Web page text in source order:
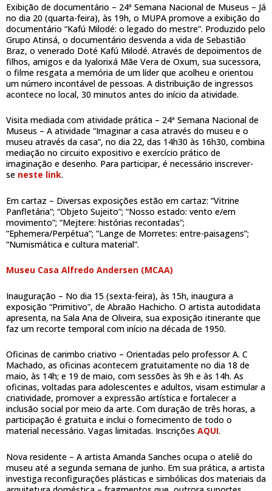
Exibição de documentário – 24ª Semana Nacional de Museus – Já
no dia 20 (quarta-feira), às 19h, o MUPA promove a exibição do
documentário “Kafú Milodé: o legado do mestre”. Produzido pelo
Grupo Atinsá, o documentário desvenda a vida de Sebastião
Braz, o venerado Doté Kafú Milodé. Através de depoimentos de
filhos, amigos e da Iyalorixá Mãe Vera de Oxum, sua sucessora,
o filme resgata a memória de um líder que acolheu e orientou
um número incontável de pessoas. A distribuição de ingressos
acontece no local, 30 minutos antes do início da atividade.
Visita mediada com atividade prática – 24ª Semana Nacional de
Museus – A atividade “Imaginar a casa através do museu e o
museu através da casa”, no dia 22, das 14h30 às 16h30, combina
mediação no circuito expositivo e exercício prático de
imaginação e desenho. Para participar, é necessário inscrever-
se neste link.
Em cartaz – Diversas exposições estão em cartaz: “Vitrine
Panfletária”; “Objeto Sujeito”; “Nosso estado: vento e/em
movimento”; “Mejtere: histórias recontadas”;
“Ephemera/Perpétua”; “Lange de Morretes: entre-paisagens”;
“Numismática e cultura material”.
Museu Casa Alfredo Andersen (MCAA)
Inauguração – No dia 15 (sexta-feira), às 15h, inaugura a
exposição “Primitivo”, de Abraão Hachicho. O artista autodidata
apresenta, na Sala Ana de Oliveira, sua exposição itinerante que
faz um recorte temporal com início na década de 1950.
Oficinas de carimbo criativo – Orientadas pelo professor A. C
Machado, as oficinas acontecem gratuitamente no dia 18 de
maio, às 14h; e 19 de maio, com sessões às 9h e às 14h. As
oficinas, voltadas para adolescentes e adultos, visam estimular a
criatividade, promover a expressão artística e fortalecer a
inclusão social por meio da arte. Com duração de três horas, a
participação é gratuita e inclui o fornecimento de todo o
material necessário. Vagas limitadas. Inscrições AQUI.
Nova residente – A artista Amanda Sanches ocupa o ateliê do
museu até a segunda semana de junho. Em sua prática, a artista
investiga reconfigurações plásticas e simbólicas dos materiais da